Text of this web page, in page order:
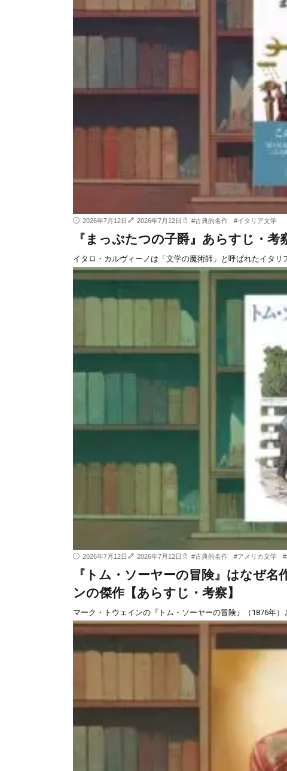
2026年7月12日 2026年7月12日 #古典的名作 #イタリア文学
『まっぷたつの子爵』あらすじ・
イタロ・カルヴィーノは「文学の魔術師」と呼ばれたイタリ
2026年7月12日 2026年7月12日 #古典的名作 #アメリカ文学 #
『トム・ソーヤーの冒険』はなぜ
ンの傑作【あらすじ・考察】
マーク・トウェインの『トム・ソーヤーの冒険』（1876年